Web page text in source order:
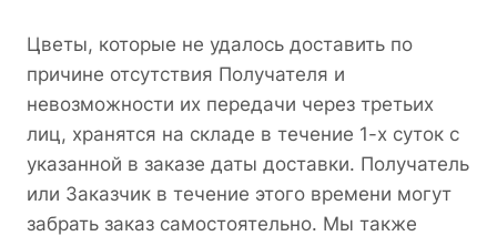
Цветы, которые не удалось доставить по
причине отсутствия Получателя и
невозможности их передачи через третьих
лиц, хранятся на складе в течение 1-х суток с
указанной в заказе даты доставки. Получатель
или Заказчик в течение этого времени могут
забрать заказ самостоятельно. Мы также